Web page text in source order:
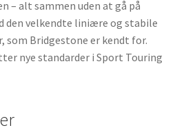
– alt sammen uden at gå på
den velkendte liniære og stabile
som Bridgestone er kendt for.
nye standarder i Sport Touring